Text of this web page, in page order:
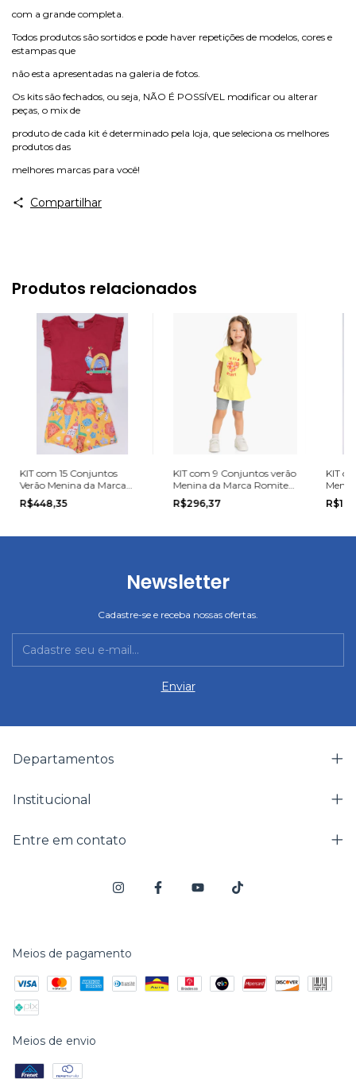
com a grande completa.
Todos produtos são sortidos e pode haver repetições de modelos, cores e
estampas que
não esta apresentadas na galeria de fotos.
Os kits são fechados, ou seja, NÃO É POSSÍVEL modificar ou alterar
peças, o mix de
produto de cada kit é determinado pela loja, que seleciona os melhores
produtos das
melhores marcas para você!
Compartilhar
Produtos relacionados
KIT com 15 Conjuntos
Verão Menina da Marca
Elian na grade do 1 ao 3.
R$448,35
KIT com 9 Conjuntos verão
Menina da Marca Romitex
na grade do 1 ao 3.
R$296,37
KIT
Newsletter
Cadastre-se e receba nossas ofertas.
Departamentos
Institucional
Entre em contato
Meios de pagamento
Meios de envio